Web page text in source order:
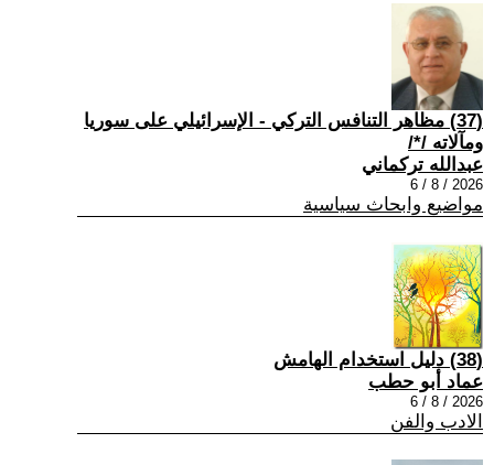
(37) مظاهر التنافس التركي - الإسرائيلي على سوريا
ومآلاته /*/
عبدالله تركماني
2026 / 8 / 6
مواضيع وابحاث سياسية
(38) دليل استخدام الهامش
عماد أبو حطب
2026 / 8 / 6
الادب والفن